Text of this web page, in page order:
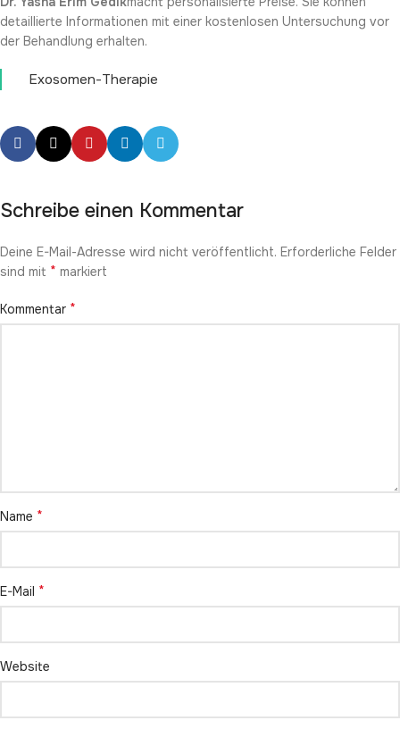
detaillierte Informationen mit einer kostenlosen Untersuchung vor
der Behandlung erhalten.
Exosomen-Therapie
Schreibe einen Kommentar
Deine E-Mail-Adresse wird nicht veröffentlicht. Erforderliche Felder
sind mit * markiert
Kommentar *
Name *
E-Mail *
Website